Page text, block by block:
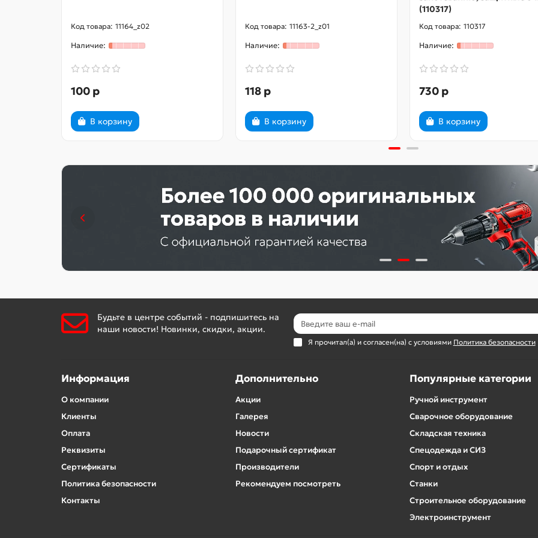
11164_z02
100 р
В корзину
11163-2_z01
118 р
В корзину
(110317)
110317
730 р
В корзину
Будьте в центре событий - подпишитесь на
наши новости! Новинки, скидки, акции.
Я прочитал(а) и согласен(на) с условиями Политика безопасности
Информация
О компании
Клиенты
Оплата
Реквизиты
Сертификаты
Политика безопасности
Контакты
Дополнительно
Акции
Галерея
Новости
Подарочный сертификат
Производители
Рекомендуем посмотреть
Популярные категории
Ручной инструмент
Сварочное оборудование
Складская техника
Спецодежда и СИЗ
Спорт и отдых
Станки
Строительное оборудование
Электроинструмент